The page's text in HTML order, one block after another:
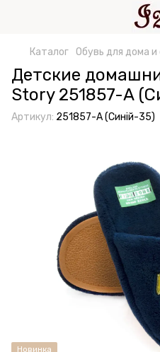
Каталог Обувь для дома
Детские
Story 251857-А
Артикул: 251857-А (Синій-35)
Новинка